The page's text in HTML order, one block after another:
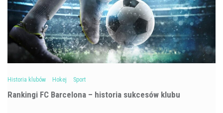
Historia klubów Hokej Sport
Rankingi FC Barcelona – historia sukcesów klubu